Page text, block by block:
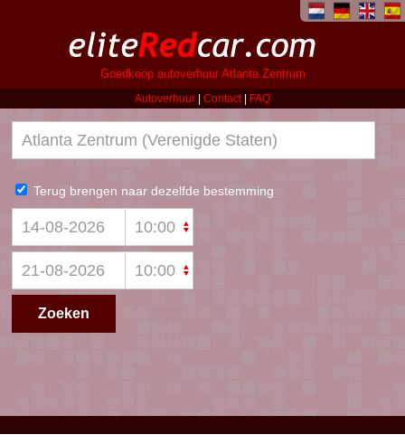
Goedkoop autoverhuur Atlanta Zentrum
Autoverhuur
Contact| FAQ
Terug brengen naar dezelfde bestemming